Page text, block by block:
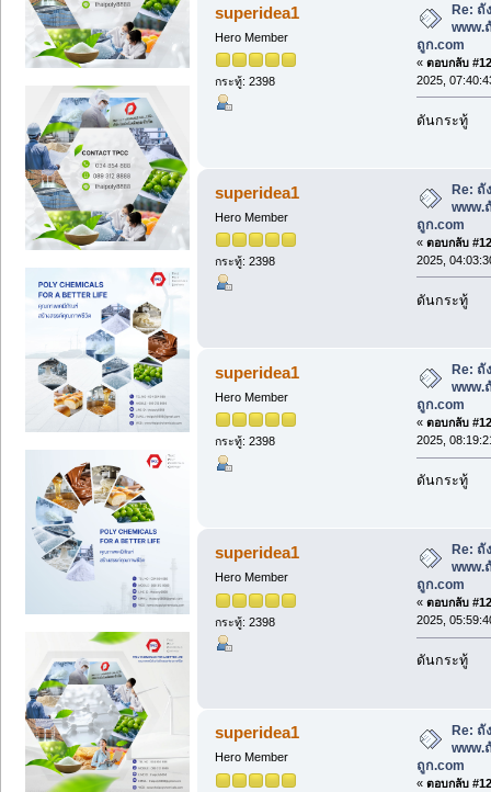
superidea1
Hero Member
กระทู้: 2398
Re: ถั
www.
ถูก.com
« ตอบกลับ
2025,
ดันกระทู้
superidea1
Hero Member
กระทู้: 2398
Re: ถั
www.
ถูก.com
« ตอบกลับ
2025,
ดันกระทู้
superidea1
Hero Member
กระทู้: 2398
Re: ถั
www.
ถูก.com
« ตอบกลับ
2025,
ดันกระทู้
superidea1
Hero Member
กระทู้: 2398
Re: ถั
www.
ถูก.com
« ตอบกลับ
2025,
ดันกระทู้
superidea1
Hero Member
Re: ถั
www.
ถูก.com
« ตอบกลับ